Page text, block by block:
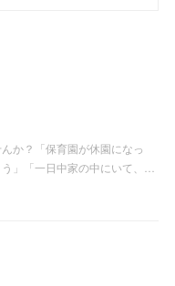
か？「保育園が休園になっ
」「一日中家の中にいて、…